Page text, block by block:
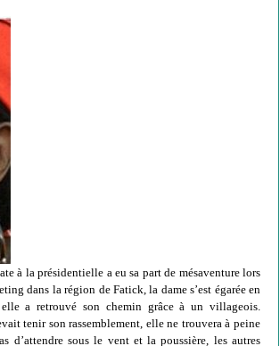
à la présidentielle a eu sa part de mésaventure lors
dans la région de Fatick, la dame s’est égarée en
a retrouvé son chemin grâce à un villageois.
tenir son rassemblement, elle ne trouvera à peine
d’attendre sous le vent et la poussière, les autres